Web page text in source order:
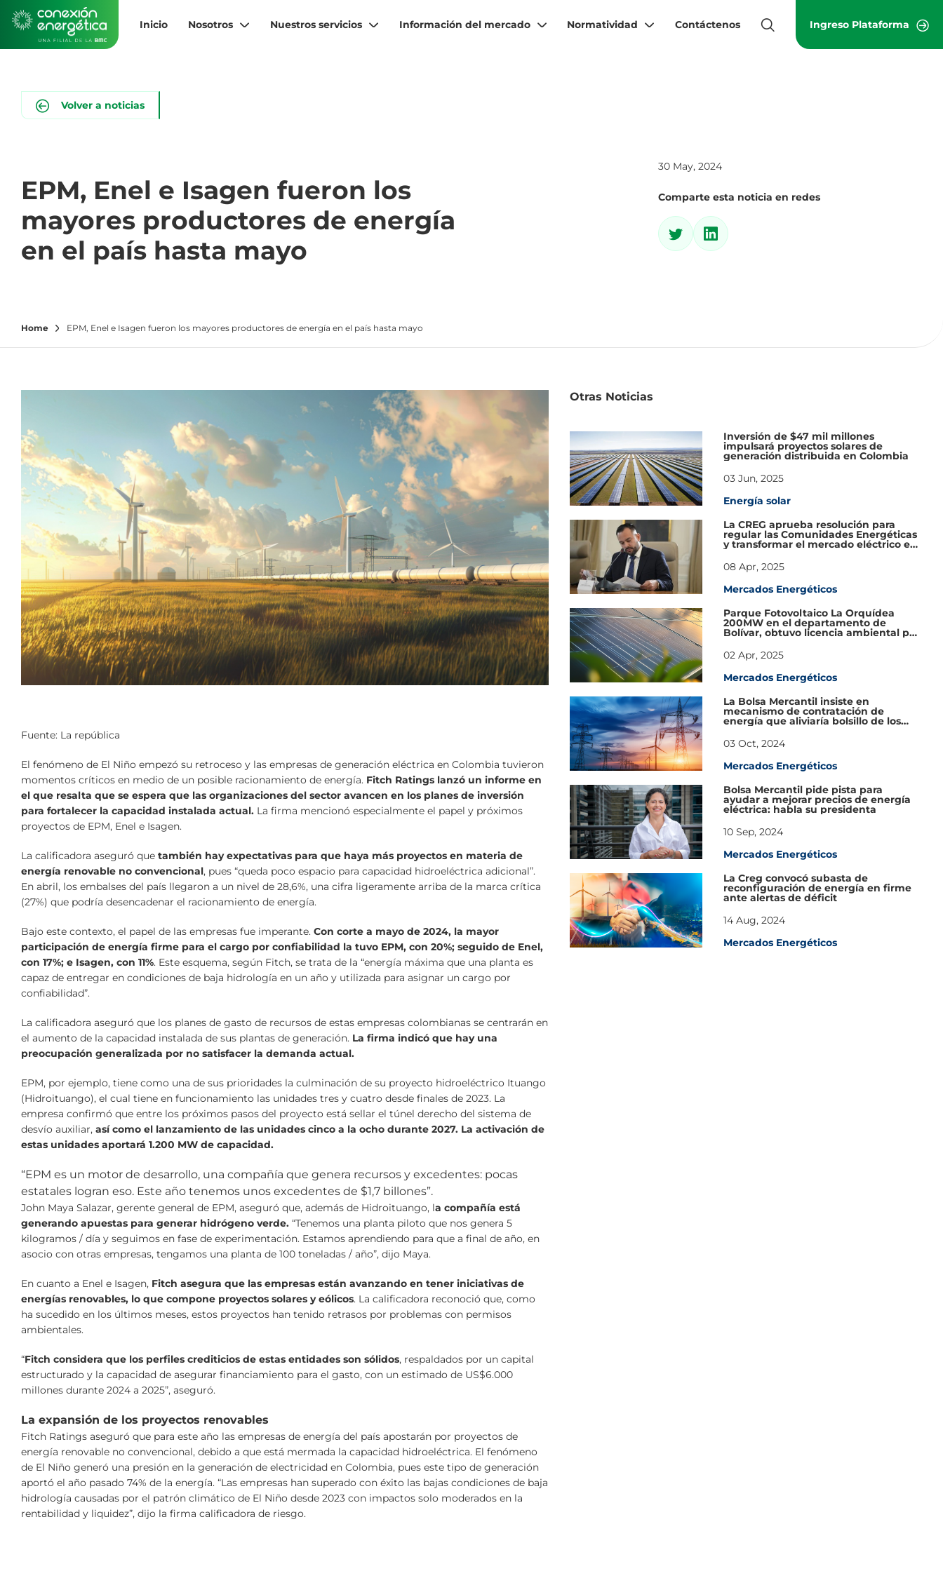
Pasar
contenido
Inicio Nosotros Nuestros servicios Información del mercado Normatividad Contáctenos Ingreso Plataforma
Volver a noticias
EPM, Enel e Isagen fueron los
mayores productores de energía
en el país hasta mayo
30 May, 2024
Comparte esta noticia en redes
Home EPM, Enel e Isagen fueron los mayores productores de energía en el país hasta mayo
Fuente: La república
El fenómeno de El Niño empezó su retroceso y las empresas de generación eléctrica en Colombia tuvieron
momentos críticos en medio de un posible racionamiento de energía. Fitch Ratings lanzó un informe en
el que resalta que se espera que las organizaciones del sector avancen en los planes de inversión
para fortalecer la capacidad instalada actual. La firma mencionó especialmente el papel y próximos
proyectos de EPM, Enel e Isagen.
La calificadora aseguró que también hay expectativas para que haya más proyectos en materia de
energía renovable no convencional, pues “queda poco espacio para capacidad hidroeléctrica adicional”.
En abril, los embalses del país llegaron a un nivel de 28,6%, una cifra ligeramente arriba de la marca crítica
(27%) que podría desencadenar el racionamiento de energía.
Bajo este contexto, el papel de las empresas fue imperante. Con corte a mayo de 2024, la mayor
participación de energía firme para el cargo por confiabilidad la tuvo EPM, con 20%; seguido de Enel,
con 17%; e Isagen, con 11%. Este esquema, según Fitch, se trata de la “energía máxima que una planta es
capaz de entregar en condiciones de baja hidrología en un año y utilizada para asignar un cargo por
confiabilidad”.
La calificadora aseguró que los planes de gasto de recursos de estas empresas colombianas se centrarán en
el aumento de la capacidad instalada de sus plantas de generación. La firma indicó que hay una
preocupación generalizada por no satisfacer la demanda actual.
EPM, por ejemplo, tiene como una de sus prioridades la culminación de su proyecto hidroeléctrico Ituango
(Hidroituango), el cual tiene en funcionamiento las unidades tres y cuatro desde finales de 2023. La
empresa confirmó que entre los próximos pasos del proyecto está sellar el túnel derecho del sistema de
desvío auxiliar, así como el lanzamiento de las unidades cinco a la ocho durante 2027. La activación de
estas unidades aportará 1.200 MW de capacidad.
“EPM es un motor de desarrollo, una compañía que genera recursos y excedentes: pocas
estatales logran eso. Este año tenemos unos excedentes de $1,7 billones”.
John Maya Salazar, gerente general de EPM, aseguró que, además de Hidroituango, la compañía está
generando apuestas para generar hidrógeno verde. “Tenemos una planta piloto que nos genera 5
kilogramos / día y seguimos en fase de experimentación. Estamos aprendiendo para que a final de año, en
asocio con otras empresas, tengamos una planta de 100 toneladas / año”, dijo Maya.
En cuanto a Enel e Isagen, Fitch asegura que las empresas están avanzando en tener iniciativas de
energías renovables, lo que compone proyectos solares y eólicos. La calificadora reconoció que, como
ha sucedido en los últimos meses, estos proyectos han tenido retrasos por problemas con permisos
ambientales.
“Fitch considera que los perfiles crediticios de estas entidades son sólidos, respaldados por un capital
estructurado y la capacidad de asegurar financiamiento para el gasto, con un estimado de US$6.000
millones durante 2024 a 2025”, aseguró.
La expansión de los proyectos renovables
Fitch Ratings aseguró que para este año las empresas de energía del país apostarán por proyectos de
energía renovable no convencional, debido a que está mermada la capacidad hidroeléctrica. El fenómeno
de El Niño generó una presión en la generación de electricidad en Colombia, pues este tipo de generación
aportó el año pasado 74% de la energía. “Las empresas han superado con éxito las bajas condiciones de baja
hidrología causadas por el patrón climático de El Niño desde 2023 con impactos solo moderados en la
rentabilidad y liquidez”, dijo la firma calificadora de riesgo.
Otras Noticias
Inversión de $47 mil millones
impulsará proyectos solares de
generación distribuida en Colombia
03 Jun, 2025
Energía solar
La CREG aprueba resolución para
regular las Comunidades Energéticas
y transformar el mercado eléctrico en
08 Apr, 2025
Mercados Energéticos
Parque Fotovoltaico La Orquídea
200MW en el departamento de
Bolívar, obtuvo licencia ambiental por
02 Apr, 2025
Mercados Energéticos
La Bolsa Mercantil insiste en
mecanismo de contratación de
energía que aliviaría bolsillo de los
03 Oct, 2024
Mercados Energéticos
Bolsa Mercantil pide pista para
ayudar a mejorar precios de energía
eléctrica: habla su presidenta
10 Sep, 2024
Mercados Energéticos
La Creg convocó subasta de
reconfiguración de energía en firme
ante alertas de déficit
14 Aug, 2024
Mercados Energéticos